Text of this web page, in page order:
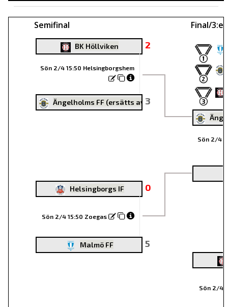
Semifinal Final/3:e
BK Höllviken 2
Sön 2/4 15:50 Helsingborgshem
Ängelholms FF (ersätts av Gif Nike)
3
Helsingborgs IF 0
Sön 2/4 15:50 Zoegas
Malmö FF 5
Sön 2/4
Sön 2/4